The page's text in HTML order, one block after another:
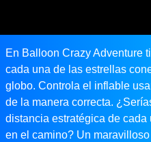
En Balloon Crazy Adventure
cada una de las estrellas
globo. Controla el inflable
de la manera correcta.
distancia estratégica de
en el camino? Un